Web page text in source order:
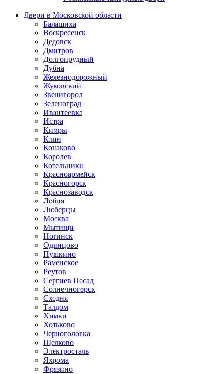
Двери в Московской области
Балашиха
Воскресенск
Дедовск
Дмитров
Долгопрудный
Дубна
Железнодорожный
Жуковский
Звенигород
Зеленоград
Ивантеевка
Истра
Кимры
Клин
Конаково
Королев
Котельники
Красноармейск
Красногорск
Краснозаводск
Лобня
Люберцы
Москва
Мытищи
Ногинск
Одинцово
Пушкино
Раменское
Реутов
Сергиев Посад
Солнечногорск
Сходня
Талдом
Химки
Хотьково
Черноголовка
Щелково
Электросталь
Яхрома
Фрязино